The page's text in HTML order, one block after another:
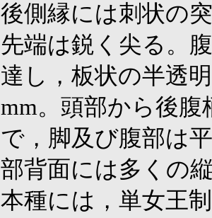
後側縁には刺状の
先端は鋭く尖る。
達し，板状の半透
mm。頭部から後
で，脚及び腹部は
部背面には多くの
本種には，単女王